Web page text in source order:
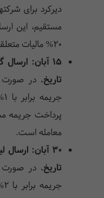
مستقیم، این
۲۰% مالیات متعلقه همراه خواهد بود.
تاریخ. در صورت
معامله است.
۳۰ آبان: ارسال لیست مالیات حقوق
تاریخ. در صورت